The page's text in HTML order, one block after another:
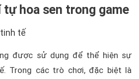
tự hoa sen trong game
tế
được sử dụng để thể hiện sự
Trong các trò chơi, đặc biệt là